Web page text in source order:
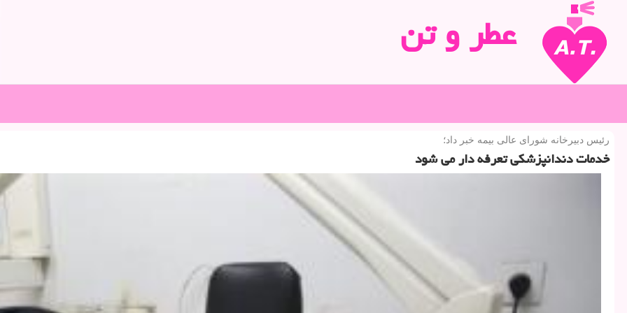
عطر و تن
رئیس دبیرخانه شورای عالی بیمه خبر داد؛
خدمات دندانپزشكی تعرفه دار می شود